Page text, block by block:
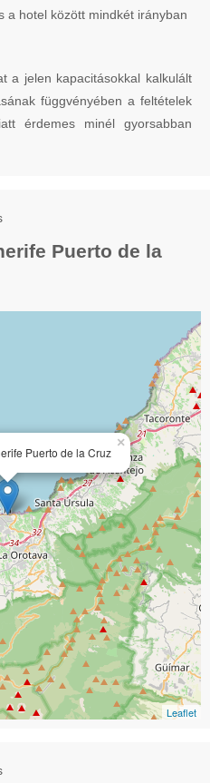
a hotel között mindkét irányban
a jelen kapacitásokkal kalkulált
függvényében a feltételek
érdemes minél gyorsabban
Puerto de la
Puerto de la Cruz
×
Leaflet